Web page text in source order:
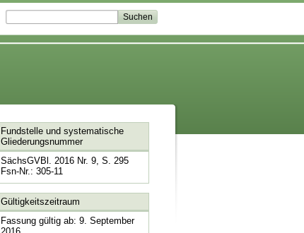
Fundstelle und systematische
Gliederungsnummer
SächsGVBl. 2016 Nr. 9, S. 295
Fsn-Nr.: 305-11
Gültigkeitszeitraum
Fassung gültig ab: 9. September